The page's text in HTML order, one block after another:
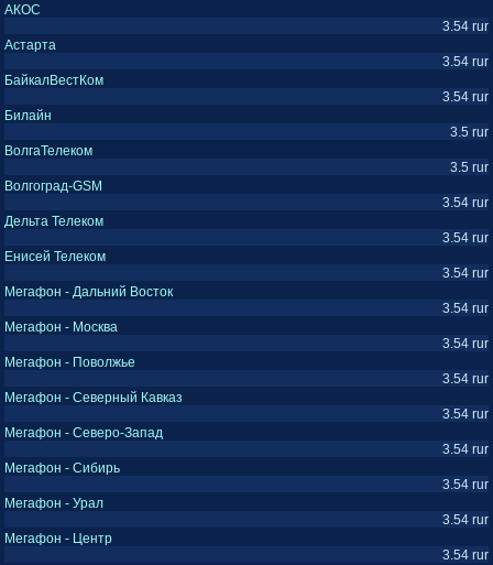
АКОС
3.54 rur
Астарта
3.54 rur
БайкалВестКом
3.54 rur
Билайн
3.5 rur
ВолгаТелеком
3.5 rur
Волгоград-GSM
3.54 rur
Дельта Телеком
3.54 rur
Енисей Телеком
3.54 rur
Мегафон - Дальний Восток
3.54 rur
Мегафон - Москва
3.54 rur
Мегафон - Поволжье
3.54 rur
Мегафон - Северный Кавказ
3.54 rur
Мегафон - Северо-Запад
3.54 rur
Мегафон - Сибирь
3.54 rur
Мегафон - Урал
3.54 rur
Мегафон - Центр
3.54 rur